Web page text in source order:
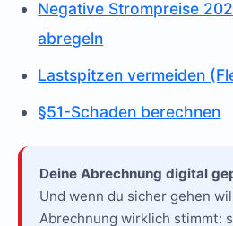
Negative Strompreise
abregeln
Lastspitzen vermeiden
§51-Schaden berechnen
Deine Abrechnung digital
Und wenn du sicher gehen
Abrechnung wirklich stimmt: